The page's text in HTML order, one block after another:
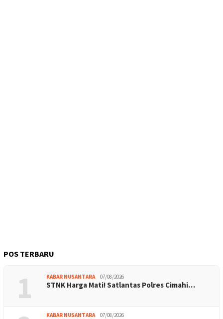
POS TERBARU
1 KABAR NUSANTARA 07/08/2026
STNK Harga Mati! Satlantas Polres Cimahi…
KABAR NUSANTARA 07/08/2026